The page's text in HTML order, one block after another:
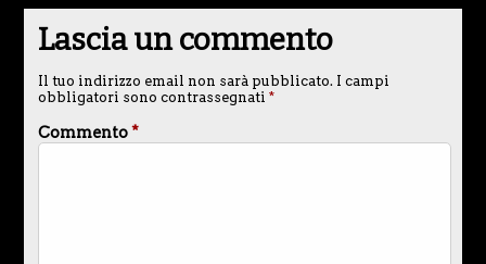
Lascia un commento
Il tuo indirizzo email non sarà pubblicato. I campi
obbligatori sono contrassegnati *
Commento*